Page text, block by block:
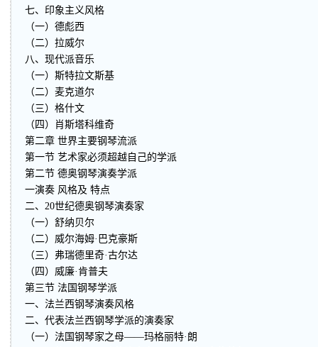
七、印象主义风格
（一）德彪西
（二）拉威尔
八、现代派音乐
（一）斯特拉文斯基
（二）麦克道尔
（三）格什文
（四）肖斯塔科维奇
第二章 世界主要钢琴流派
第一节 艺术家必须超越自己的学派
第二节 德奥钢琴演奏学派
一演奏 风格及 特点
二、20世纪德奥钢琴演奏家
（一）舒纳贝尔
（二）威尔海姆·巴克豪斯
（三）弗瑞德里奇·古尔达
（四）威廉·肯普夫
第三节 法国钢琴学派
一、法兰西钢琴演奏风格
二、代表法兰西钢琴学派的演奏家
（一）法国钢琴家之母——玛格丽特·朗